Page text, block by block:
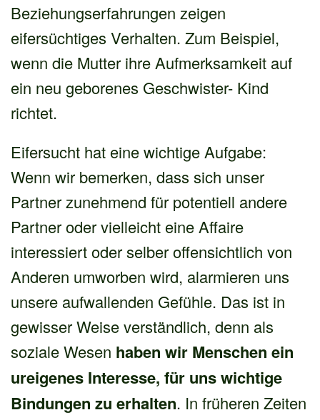
Beziehungserfahrungen zeigen
eifersüchtiges Verhalten. Zum Beispiel,
wenn die Mutter ihre Aufmerksamkeit auf
ein neu geborenes Geschwister- Kind
richtet.
Eifersucht hat eine wichtige Aufgabe:
Wenn wir bemerken, dass sich unser
Partner zunehmend für potentiell andere
Partner oder vielleicht eine Affaire
interessiert oder selber offensichtlich von
Anderen umworben wird, alarmieren uns
unsere aufwallenden Gefühle. Das ist in
gewisser Weise verständlich, denn als
soziale Wesen haben wir Menschen ein
ureigenes Interesse, für uns wichtige
Bindungen zu erhalten. In früheren Zeiten